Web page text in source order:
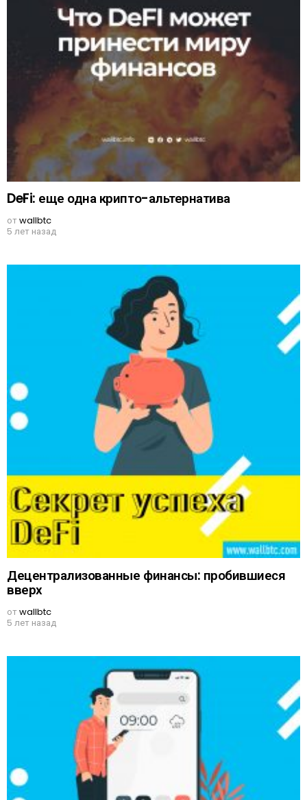
DeFi: еще одна крипто-альтернатива
отwallbtc
5 лет назад
Децентрализованные финансы: пробившиеся
вверх
отwallbtc
5 лет назад